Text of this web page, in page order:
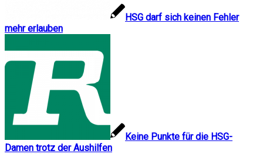
HSG darf sich keinen Fehler
mehr erlauben
Keine Punkte für die HSG-
Damen trotz der Aushilfen